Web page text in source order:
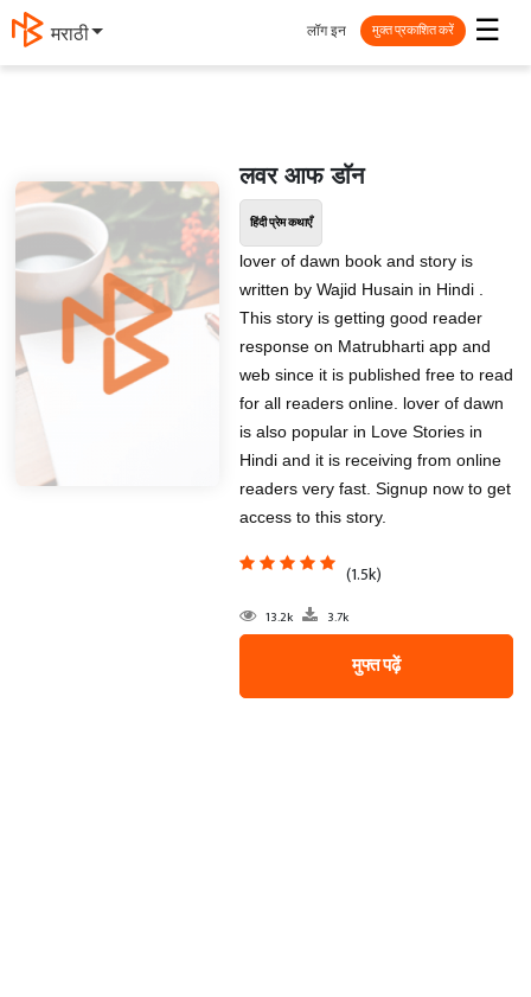
मराठी ☰
लॉग इन मुक्त प्रकाशित करें
लवर आफ डाॅन
हिंदी प्रेम कथाएँ
lover of dawn book and story is
written by Wajid Husain in Hindi .
This story is getting good reader
response on Matrubharti app and
web since it is published free to read
for all readers online. lover of dawn
is also popular in Love Stories in
Hindi and it is receiving from online
readers very fast. Signup now to get
access to this story.
(1.5k)
13.2k 3.7k
मुफ्त पढ़ें